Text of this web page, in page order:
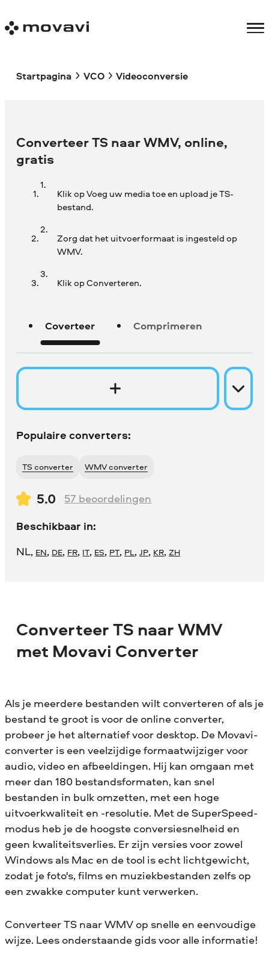
Startpagina VCO Videoconversie
Converteer TS naar WMV, online,
gratis
Klik op Voeg uw media toe en upload je TS-
bestand.
Zorg dat het uitvoerformaat is ingesteld op
WMV.
Klik op Converteren.
Coverteer Comprimeren
Populaire converters:
TS converter WMV converter
5.0 57 beoordelingen
Beschikbaar in:
NL, EN, DE, FR, IT, ES, PT, PL,JP, KR,ZH
Converteer TS naar WMV
met Movavi Converter
Als je meerdere bestanden wilt converteren of als je
bestand te groot is voor de online converter,
probeer je het alternatief voor desktop. De Movavi-
converter is een veelzijdige formaatwijziger voor
audio, video en afbeeldingen. Hij kan omgaan met
meer dan 180 bestandsformaten, kan snel
bestanden in bulk omzetten, met een hoge
uitvoerkwaliteit en -resolutie. Met de SuperSpeed-
modus heb je de hoogste conversiesnelheid en
geen kwaliteitsverlies. Er zijn versies voor zowel
Windows als Mac en de tool is echt lichtgewicht,
zodat je foto's, films en muziekbestanden zelfs op
een zwakke computer kunt verwerken.
Converteer TS naar WMV op snelle en eenvoudige
wijze. Lees onderstaande gids voor alle informatie!